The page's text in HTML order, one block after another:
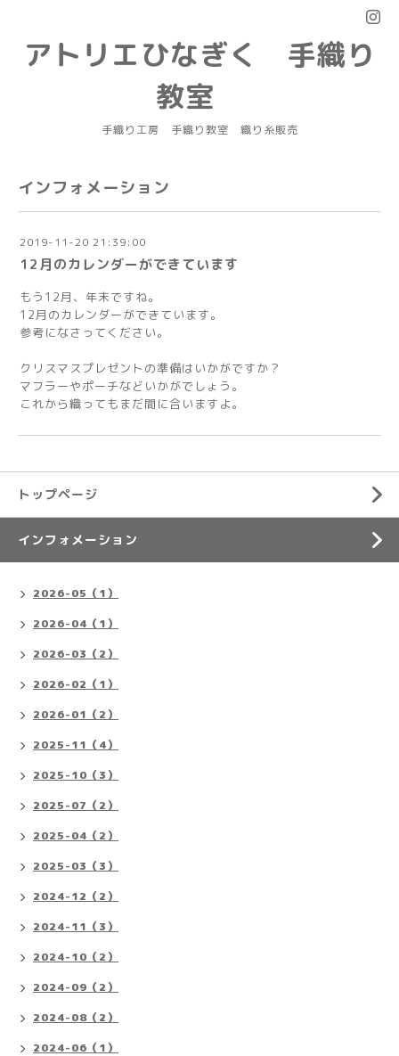
アトリエひなぎく 手織り
教室
手織り工房 手織り教室 織り糸販売
インフォメーション
2019-11-20 21:39:00
12月のカレンダーができています
もう12月、年末ですね。
12月のカレンダーができています。
参考になさってください。
クリスマスプレゼントの準備はいかがですか？
マフラーやポーチなどいかがでしょう。
これから織ってもまだ間に合いますよ。
トップページ
インフォメーション
2026-05（1）
2026-04（1）
2026-03（2）
2026-02（1）
2026-01（2）
2025-11（4）
2025-10（3）
2025-07（2）
2025-04（2）
2025-03（3）
2024-12（2）
2024-11（3）
2024-10（2）
2024-09（2）
2024-08（2）
2024-06（1）